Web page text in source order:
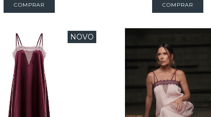
COMPRAR COMPRAR
NOVO